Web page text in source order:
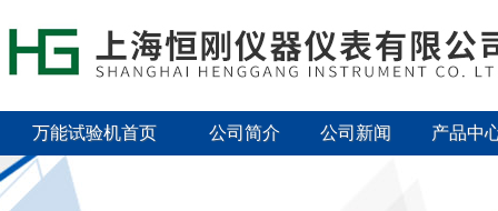
万能试验机首页 公司简介 公司新闻 产品中